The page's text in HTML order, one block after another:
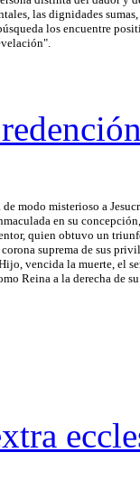
las dignidades
los encuentre
modo misterioso a
en su
quien obtuvo un
suprema de sus
vencida la muerte, el
Reina a la derecha de